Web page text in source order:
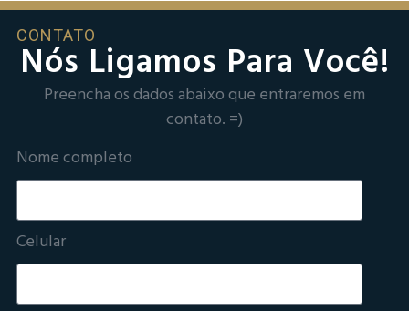
CONTATO
Nós Ligamos Para Você!
Preencha os dados abaixo que entraremos em
contato. =)
Nome completo
Celular